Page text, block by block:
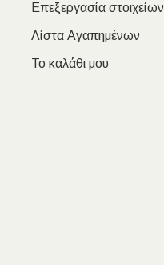
Επεξεργασία στοιχείων
Λίστα Αγαπημένων
Το καλάθι μου